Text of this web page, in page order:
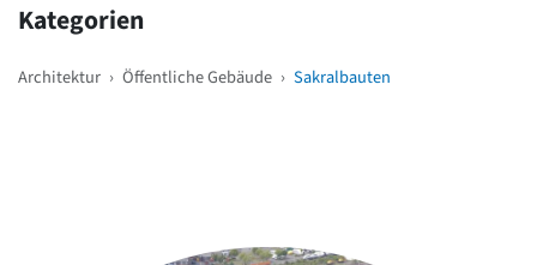
Kategorien
Architektur › Öffentliche Gebäude › Sakralbauten